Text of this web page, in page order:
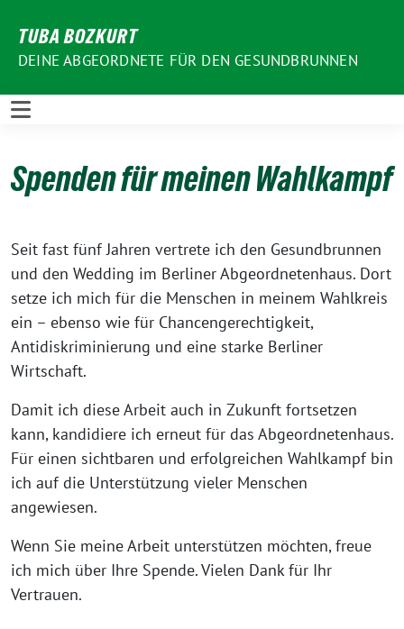
zum
Inhalt
TUBA BOZKURT
DEINE ABGEORDNETE FÜR DEN GESUNDBRUNNEN
Spenden für meinen Wahlkampf
Seit fast fünf Jahren vertrete ich den Gesundbrunnen
und den Wedding im Berliner Abgeordnetenhaus. Dort
setze ich mich für die Menschen in meinem Wahlkreis
ein – ebenso wie für Chancengerechtigkeit,
Antidiskriminierung und eine starke Berliner
Wirtschaft.
Damit ich diese Arbeit auch in Zukunft fortsetzen
kann, kandidiere ich erneut für das Abgeordnetenhaus.
Für einen sichtbaren und erfolgreichen Wahlkampf bin
ich auf die Unterstützung vieler Menschen
angewiesen.
Wenn Sie meine Arbeit unterstützen möchten, freue
ich mich über Ihre Spende. Vielen Dank für Ihr
Vertrauen.